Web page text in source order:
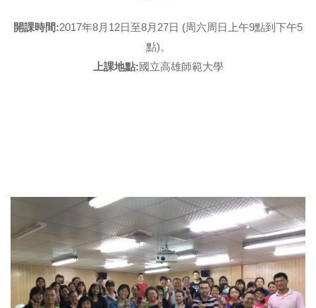
開課時間:2017年8月12日至8月27日 (周六周日上午9點到下午5
點)。
上課地點:國立高雄師範大學